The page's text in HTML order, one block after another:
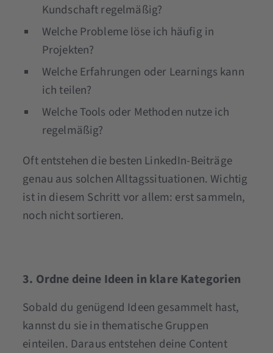
Kundschaft regelmäßig?
Welche Probleme löse ich häufig in
Projekten?
Welche Erfahrungen oder Learnings kann
ich teilen?
Welche Tools oder Methoden nutze ich
regelmäßig?
Oft entstehen die besten LinkedIn-Beiträge
genau aus solchen Alltagssituationen. Wichtig
ist in diesem Schritt vor allem: erst sammeln,
noch nicht sortieren.
3. Ordne deine Ideen in klare Kategorien
Sobald du genügend Ideen gesammelt hast,
kannst du sie in thematische Gruppen
einteilen. Daraus entstehen deine Content